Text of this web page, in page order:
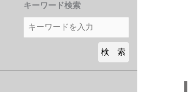
キーワード検索